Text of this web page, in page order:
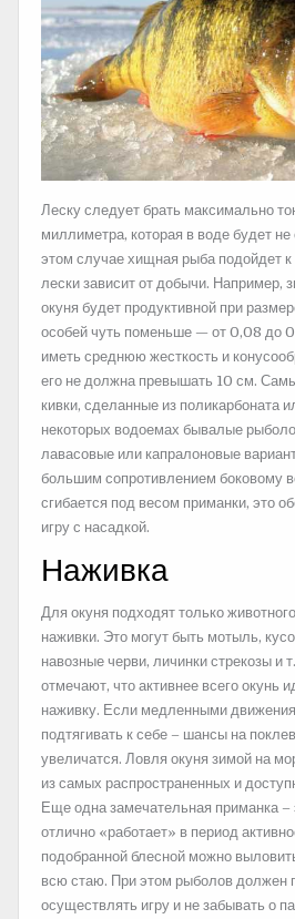
Леску следует брать максимально
миллиметра, которая в воде будет
этом случае хищная рыба подойдет
лески зависит от добычи. Например,
окуня будет продуктивной при
особей чуть поменьше — от 0,08 до
иметь среднюю жесткость и
его не должна превышать 10 см.
кивки, сделанные из поликарбоната
некоторых водоемах бывалые
лавасовые или капралоновые
большим сопротивлением боковому
сгибается под весом приманки, это
игру с насадкой.
Наживка
Для окуня подходят только
наживки. Это могут быть мотыль,
навозные черви, личинки стрекозы
отмечают, что активнее всего окунь
наживку. Если медленными
подтягивать к себе – шансы на
увеличатся. Ловля окуня зимой на
из самых распространенных и
Еще одна замечательная приманка –
отлично «работает» в период
подобранной блесной можно
всю стаю. При этом рыболов должен
осуществлять игру и не забывать о